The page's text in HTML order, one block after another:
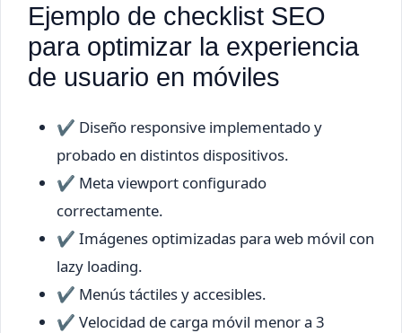
Ejemplo de checklist SEO
para optimizar la experiencia
de usuario en móviles
✔ Diseño responsive implementado y
probado en distintos dispositivos.
✔ Meta viewport configurado
correctamente.
✔ Imágenes optimizadas para web móvil con
lazy loading.
✔ Menús táctiles y accesibles.
✔ Velocidad de carga móvil menor a 3